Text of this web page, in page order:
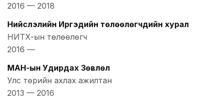
2016 — 2018
Нийслэлийн Иргэдийн төлөөлөгчдийн хурал
НИТХ-ын төлөөлөгч
2016 —
МАН-ын Удирдах Зөвлөл
Улс төрийн ахлах ажилтан
2013 — 2016